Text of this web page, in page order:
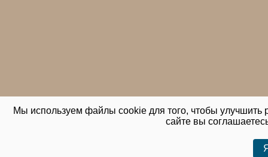
Мы используем файлы cookie для того, чтобы улучшить
сайте вы